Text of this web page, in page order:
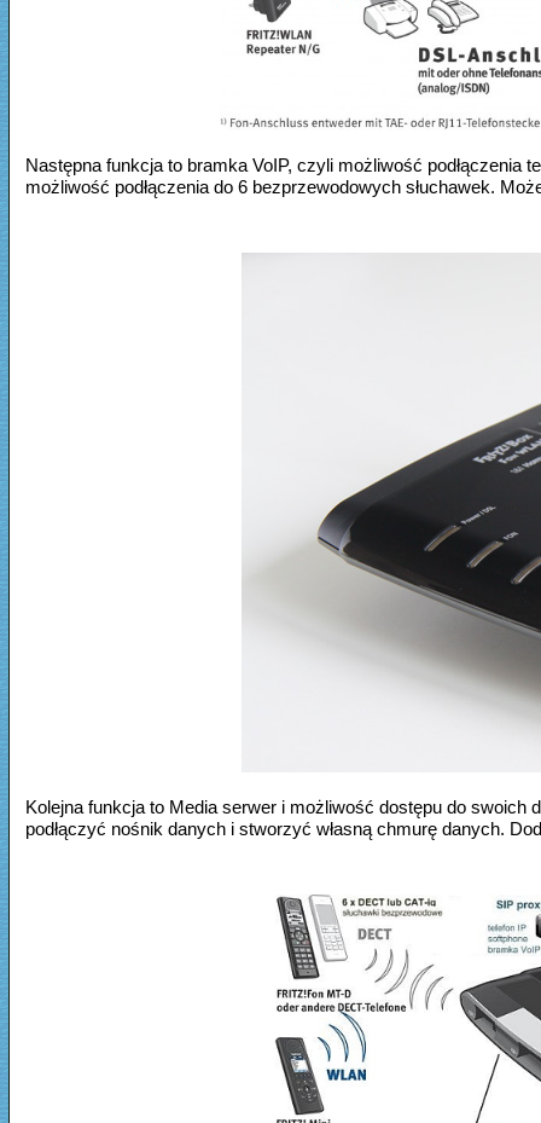
Następna funkcja to bramka VoIP, czyli możliwość podłączenia
możliwość podłączenia do 6 bezprzewodowych słuchawek.
Kolejna funkcja to Media serwer i możliwość dostępu do
podłączyć nośnik danych i stworzyć własną chmurę danych.